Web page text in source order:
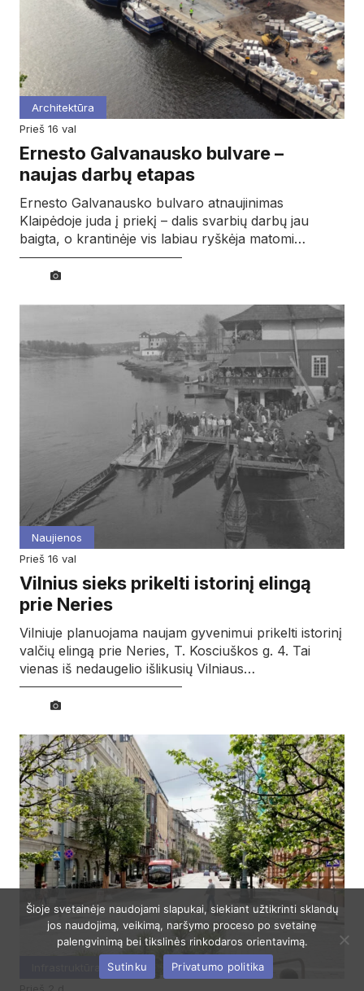
Architektūra
prieš 16 val
Ernesto Galvanausko bulvare –
naujas darbų etapas
Ernesto Galvanausko bulvaro atnaujinimas
Klaipėdoje juda į priekį – dalis svarbių darbų jau
baigta, o krantinėje vis labiau ryškėja matomi…
Naujienos
prieš 16 val
Vilnius sieks prikelti istorinį elingą
prie Neries
Vilniuje planuojama naujam gyvenimui prikelti istorinį
valčių elingą prie Neries, T. Kosciuškos g. 4. Tai
vienas iš nedaugelio išlikusių Vilniaus…
Šioje svetainėje naudojami slapukai, siekiant užtikrinti sklandų
jos naudojimą, veikimą, naršymo proceso po svetainę
palengvinimą bei tikslinės rinkodaros orientavimą.
Sutinku
Privatumo politika